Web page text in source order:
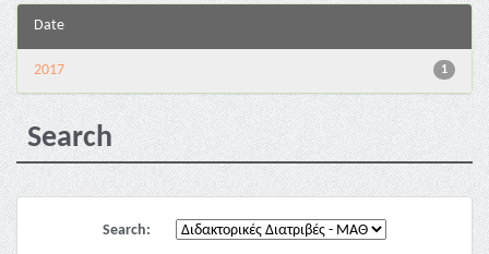
Date
1
2017
Search
Search: